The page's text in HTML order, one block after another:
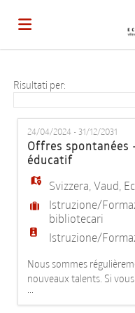
Offerte
di
lavoro
Carica
il
CV
Login
Lingua
Risultati per:
24/04/2024 - 31/12/2031
Offres spontanées
éducatif
Svizzera ,Vaud
Istruzione/
bibliotecari
Istruzione/
Nous sommes
nouveaux talents. Si
des formations suivantes
HES) - Animateur
...